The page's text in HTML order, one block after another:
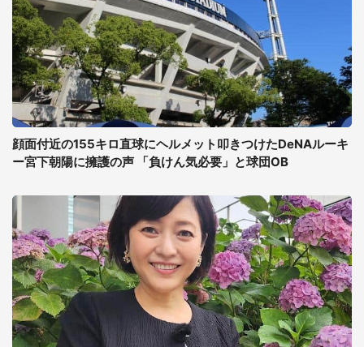
顔面付近の155キロ直球にヘルメット叩きつけたDeNAルーキ
ー宮下朝陽に擁護の声 「負けん気必要」と球団OB